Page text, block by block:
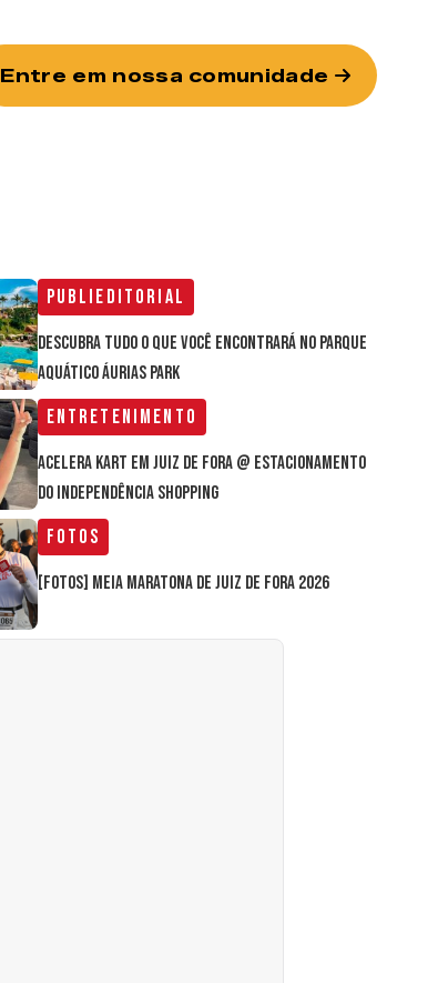
Entre em nossa comunidade
Publieditorial
Descubra tudo o que você encontrará no parque
aquático Áurias Park
Entretenimento
Acelera Kart em Juiz de Fora @ estacionamento
do Independência Shopping
Fotos
[FOTOS] Meia Maratona de Juiz de Fora 2026